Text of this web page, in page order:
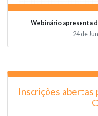
Webinário apresenta
24 de
Inscrições abertas